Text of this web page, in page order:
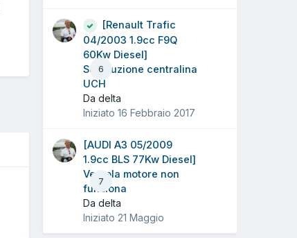
6
[Renault Trafic
04/2003 1.9cc F9Q
60Kw Diesel]
Sostituzione centralina
UCH
Da delta
Iniziato 16 Febbraio 2017
7
[AUDI A3 05/2009
1.9cc BLS 77Kw Diesel]
Ventola motore non
funziona
Da delta
Iniziato 21 Maggio